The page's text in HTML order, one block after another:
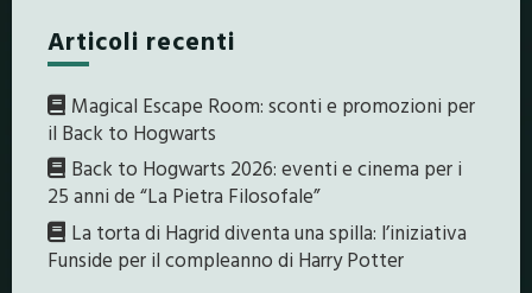
Articoli recenti
Magical Escape Room: sconti e promozioni per
il Back to Hogwarts
Back to Hogwarts 2026: eventi e cinema per i
25 anni de “La Pietra Filosofale”
La torta di Hagrid diventa una spilla: l’iniziativa
Funside per il compleanno di Harry Potter